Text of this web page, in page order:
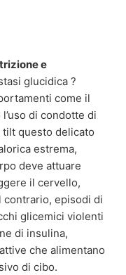
e
glucidica ?
come il
di condotte di
questo delicato
estrema,
deve attuare
il cervello,
contrario, episodi di
glicemici violenti
di insulina,
che alimentano
di cibo.